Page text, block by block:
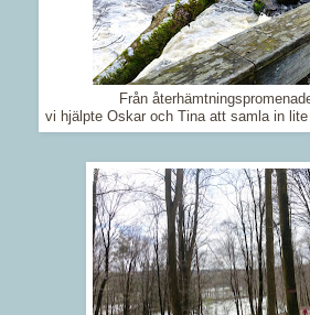
Från
vi hjälpte Oskar och Tina att samla in lite